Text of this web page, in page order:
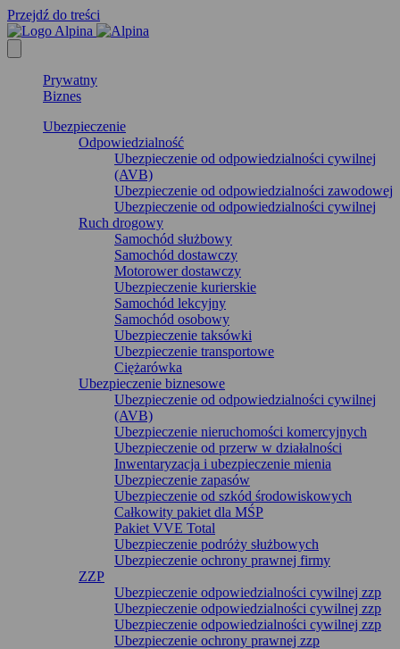
Przejdź do treści
Prywatny
Biznes
Ubezpieczenie
Odpowiedzialność
Ubezpieczenie od odpowiedzialności cywilnej
(AVB)
Ubezpieczenie od odpowiedzialności zawodowej
Ubezpieczenie od odpowiedzialności cywilnej
Ruch drogowy
Samochód służbowy
Samochód dostawczy
Motorower dostawczy
Ubezpieczenie kurierskie
Samochód lekcyjny
Samochód osobowy
Ubezpieczenie taksówki
Ubezpieczenie transportowe
Ciężarówka
Ubezpieczenie biznesowe
Ubezpieczenie od odpowiedzialności cywilnej
(AVB)
Ubezpieczenie nieruchomości komercyjnych
Ubezpieczenie od przerw w działalności
Inwentaryzacja i ubezpieczenie mienia
Ubezpieczenie zapasów
Ubezpieczenie od szkód środowiskowych
Całkowity pakiet dla MŚP
Pakiet VVE Total
Ubezpieczenie podróży służbowych
Ubezpieczenie ochrony prawnej firmy
ZZP
Ubezpieczenie odpowiedzialności cywilnej zzp
Ubezpieczenie odpowiedzialności cywilnej zzp
Ubezpieczenie odpowiedzialności cywilnej zzp
Ubezpieczenie ochrony prawnej zzp